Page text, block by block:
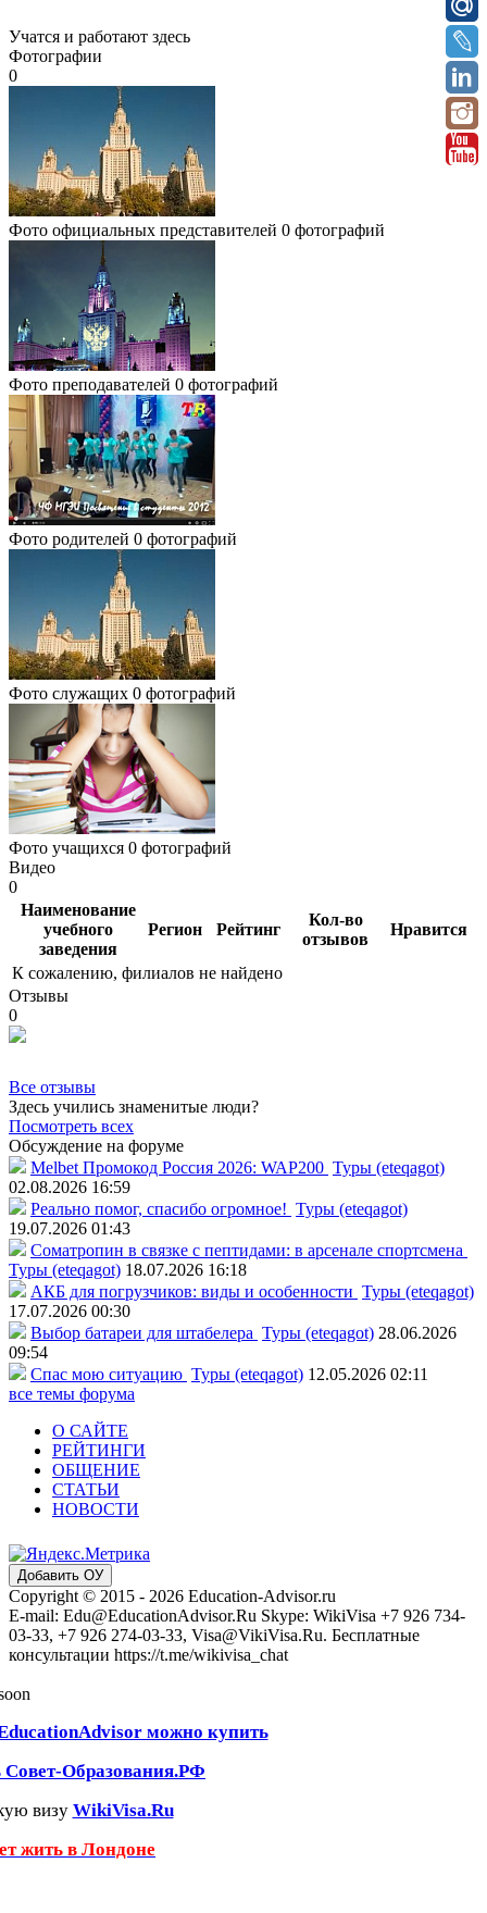
Учатся и работают здесь
Фотографии
0
Фото официальных представителей 0 фотографий
Фото преподавателей 0 фотографий
Фото родителей 0 фотографий
Фото служащих 0 фотографий
Фото учащихся 0 фотографий
Видео
0
Наименование
учебного
заведения
Регион Рейтинг
Кол-во
отзывов
Нравится
К сожалению, филиалов не найдено
Отзывы
0
Все отзывы
Здесь учились знаменитые люди?
Посмотреть всех
Обсуждение на форуме
Melbet Промокод Россия 2026: WAP200 Туры (eteqagot)
02.08.2026 16:59
Реально помог, спасибо огромное! Туры (eteqagot)
19.07.2026 01:43
Соматропин в связке с пептидами: в арсенале спортсмена
Туры (eteqagot) 18.07.2026 16:18
АКБ для погрузчиков: виды и особенности Туры (eteqagot)
17.07.2026 00:30
Выбор батареи для штабелера Туры (eteqagot) 28.06.2026
09:54
Спас мою ситуацию Туры (eteqagot) 12.05.2026 02:11
все темы форума
О САЙТЕ
РЕЙТИНГИ
ОБЩЕНИЕ
СТАТЬИ
НОВОСТИ
Добавить ОУ
Copyright © 2015 - 2026 Education-Advisor.ru
E-mail: Edu@EducationAdvisor.Ru Skype: WikiVisa +7 926 734-
03-33, +7 926 274-03-33, Visa@VikiVisa.Ru. Бесплатные
консультации https://t.me/wikivisa_chat
можно купить
Совет-Образования.РФ
визу WikiVisa.Ru
жить в Лондоне